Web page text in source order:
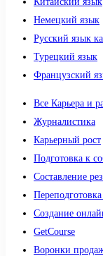
Немецкий язык
Русский язык
Турецкий язык
Французский
Все Карьера и
Журналистика
Карьерный рост
Подготовка к
Составление
Создание
GetCourse
Воронки